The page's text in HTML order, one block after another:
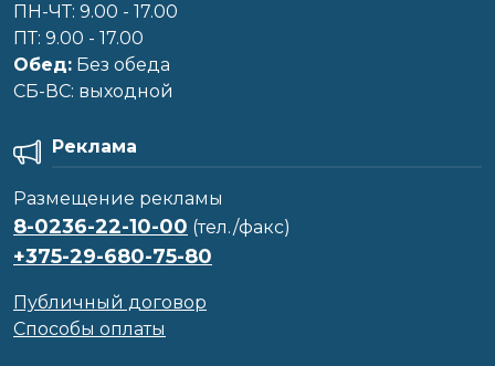
ПН-ЧТ: 9.00 - 17.00
ПТ: 9.00 - 17.00
Обед: Без обеда
CБ-ВС: выходной
Реклама
Размещение рекламы
8-0236-22-10-00 (тел./факс)
+375-29-680-75-80
Публичный договор
Способы оплаты